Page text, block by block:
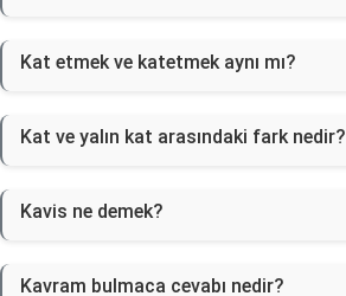
Kat etmek ve katetmek aynı mı?
Kat ve yalın kat arasındaki fark nedir?
Kavi̇s ne demek?
Kavram bulmaca cevabı nedir?